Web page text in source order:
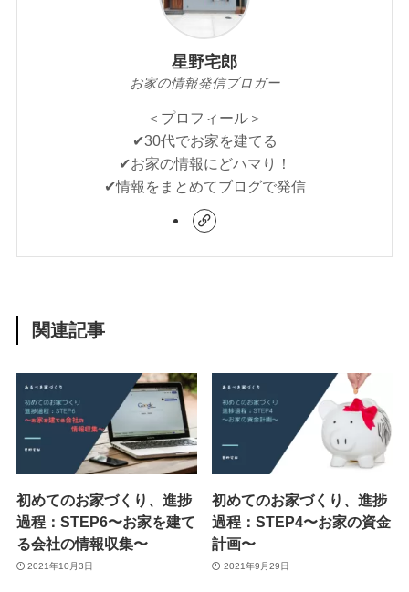
星野宅郎
お家の情報発信ブロガー
＜プロフィール＞
✔︎30代でお家を建てる
✔︎お家の情報にどハマり！
✔︎情報をまとめてブログで発信
関連記事
初めてのお家づくり、進捗
過程：STEP6〜お家を建て
る会社の情報収集〜
2021年10月3日
初めてのお家づくり、進捗
過程：STEP4〜お家の資金
計画〜
2021年9月29日